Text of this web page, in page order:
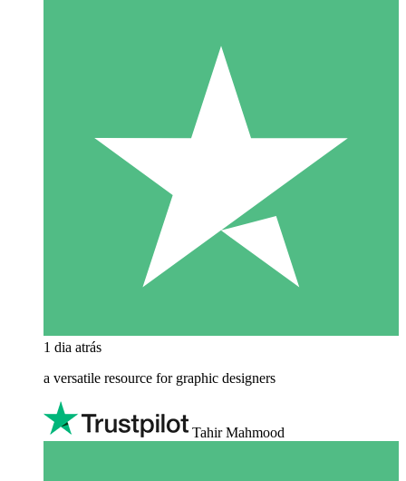
1 dia atrás
a versatile resource for graphic designers
Tahir Mahmood